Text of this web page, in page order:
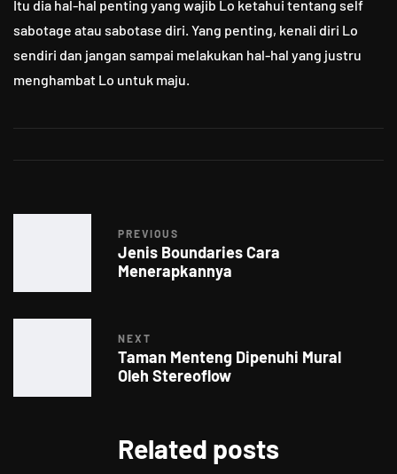
Itu dia hal-hal penting yang wajib Lo ketahui tentang self
sabotage atau sabotase diri. Yang penting, kenali diri Lo
sendiri dan jangan sampai melakukan hal-hal yang justru
menghambat Lo untuk maju.
PREVIOUS
Jenis Boundaries Cara
Menerapkannya
NEXT
Taman Menteng Dipenuhi Mural
Oleh Stereoflow
Related posts
FOOD FOR THOUGHTS